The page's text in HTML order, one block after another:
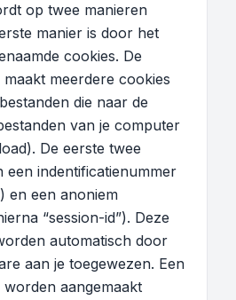
op twee manieren
manier is door het
cookies. De
meerdere cookies
die naar de
van je computer
De eerste twee
een indentificatienummer
en een anoniem
“session-id”). Deze
automatisch door
aan je toegewezen. Een
aangemaakt